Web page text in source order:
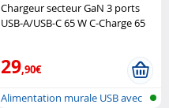
Chargeur secteur GaN 3 ports
USB-A/USB-C 65 W C-Charge 65
29,90€
Alimentation murale USB avec